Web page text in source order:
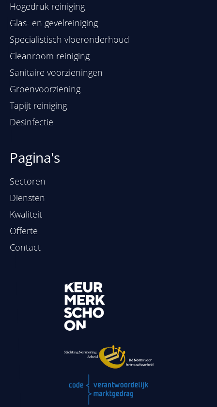
Hogedruk reiniging
Glas- en gevelreiniging
Specialistisch vloeronderhoud
Cleanroom reiniging
Sanitaire voorzieningen
Groenvoorziening
Tapijt reiniging
Desinfectie
Pagina's
Sectoren
Diensten
Kwaliteit
Offerte
Contact